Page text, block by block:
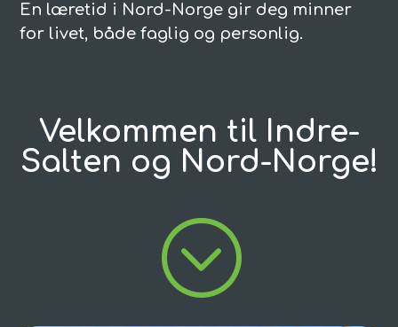
En læretid i Nord-Norge gir deg minner
for livet, både faglig og personlig.
Velkommen til Indre-
Salten og Nord-Norge!
;